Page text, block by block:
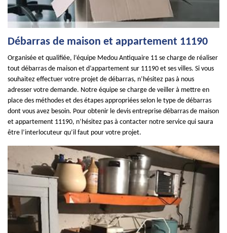
Débarras de maison et appartement 11190
Organisée et qualifiée, l’équipe Medou Antiquaire 11 se charge de réaliser
tout débarras de maison et d’appartement sur 11190 et ses villes. Si vous
souhaitez effectuer votre projet de débarras, n’hésitez pas à nous
adresser votre demande. Notre équipe se charge de veiller à mettre en
place des méthodes et des étapes appropriées selon le type de débarras
dont vous avez besoin. Pour obtenir le devis entreprise débarras de maison
et appartement 11190, n’hésitez pas à contacter notre service qui saura
être l’interlocuteur qu’il faut pour votre projet.